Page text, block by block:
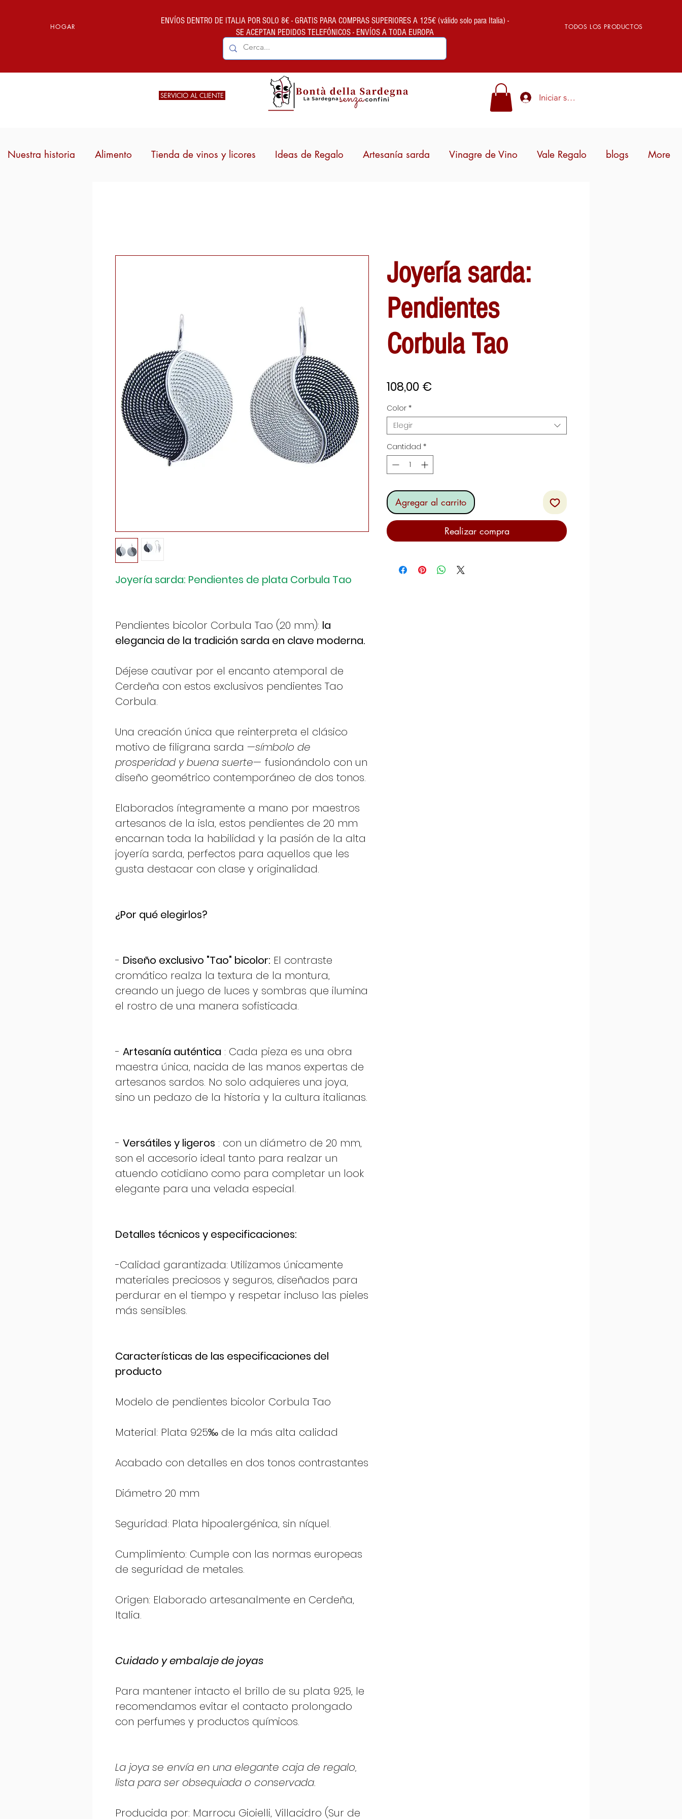
HOGAR
ENVÍOS DENTRO DE ITALIA POR SOLO 8€ - GRATIS PARA COMPRAS SUPERIORES A 125€ (válido solo para Italia) -
SE ACEPTAN PEDIDOS TELEFÓNICOS - ENVÍOS A TODA EUROPA
TODOS LOS PRODUCTOS
SERVICIO AL CLIENTE Iniciar sesión
Nuestra historia Alimento Tienda de vinos y licores Ideas de Regalo Artesanía sarda Vinagre de Vino Vale Regalo blogs More
Joyería sarda: Pendientes de plata Corbula Tao
Pendientes bicolor Corbula Tao (20 mm): la
elegancia de la tradición sarda en clave moderna.
Déjese cautivar por el encanto atemporal de
Cerdeña con estos exclusivos pendientes Tao
Corbula.
Una creación única que reinterpreta el clásico
motivo de filigrana sarda —símbolo de
prosperidad y buena suerte— fusionándolo con un
diseño geométrico contemporáneo de dos tonos.
Elaborados íntegramente a mano por maestros
artesanos de la isla, estos pendientes de 20 mm
encarnan toda la habilidad y la pasión de la alta
joyería sarda, perfectos para aquellos que les
gusta destacar con clase y originalidad.
¿Por qué elegirlos?
- Diseño exclusivo "Tao" bicolor: El contraste
cromático realza la textura de la montura,
creando un juego de luces y sombras que ilumina
el rostro de una manera sofisticada.
- Artesanía auténtica : Cada pieza es una obra
maestra única, nacida de las manos expertas de
artesanos sardos. No solo adquieres una joya,
sino un pedazo de la historia y la cultura italianas.
- Versátiles y ligeros : con un diámetro de 20 mm,
son el accesorio ideal tanto para realzar un
atuendo cotidiano como para completar un look
elegante para una velada especial.
Detalles técnicos y especificaciones:
-Calidad garantizada: Utilizamos únicamente
materiales preciosos y seguros, diseñados para
perdurar en el tiempo y respetar incluso las pieles
más sensibles.
Características de las especificaciones del
producto
Modelo de pendientes bicolor Corbula Tao
Material: Plata 925‰ de la más alta calidad
Acabado con detalles en dos tonos contrastantes
Diámetro 20 mm
Seguridad: Plata hipoalergénica, sin níquel.
Cumplimiento: Cumple con las normas europeas
de seguridad de metales.
Origen: Elaborado artesanalmente en Cerdeña,
Italia.
Cuidado y embalaje de joyas
Para mantener intacto el brillo de su plata 925, le
recomendamos evitar el contacto prolongado
con perfumes y productos químicos.
La joya se envía en una elegante caja de regalo,
lista para ser obsequiada o conservada.
Producida por: Marrocu Gioielli, Villacidro (Sur de
Joyería sarda:
Pendientes
Corbula Tao
108,00 €
Color *
Elegir
Cantidad *
Agregar al carrito
Realizar compra